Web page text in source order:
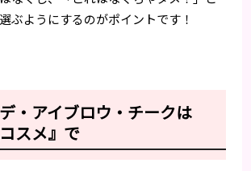
ぶようにするのがポイントです！
・アイブロウ・チークは
コスメ』で